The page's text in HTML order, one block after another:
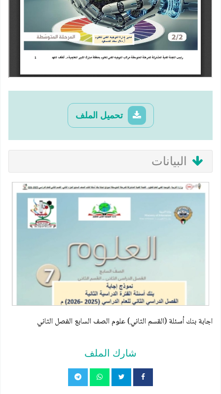
تحميل الملف
البيانات
اجابة بنك أسئلة (القسم الثاني) علوم الصف السابع الفصل الثاني
شارك الملف